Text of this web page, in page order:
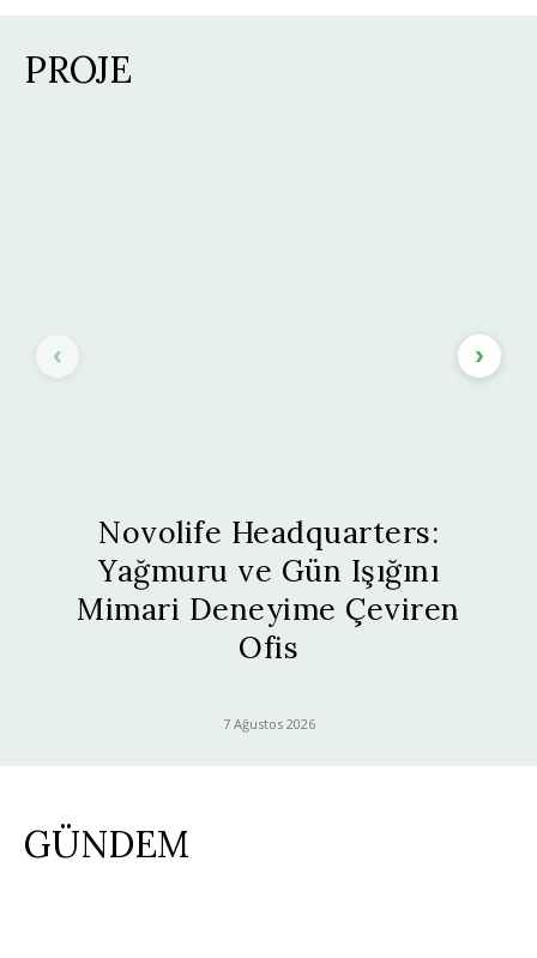
PROJE
Novolife Headquarters:
Yağmuru ve Gün Işığını
Mimari Deneyime Çeviren
Ofis
7 Ağustos 2026
GÜNDEM